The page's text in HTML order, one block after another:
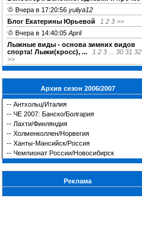
Вчера в 17:20:56 yuliya12
Блог Екатерины Юрьевой
1 2 3 >>
Вчера в 14:40:05 April
Лыжные виды - основа зимних видов
спорта! Лыжи(кросс), ...
1 2 3 30 31 32
>>
Архив сезон 2006/2007
-- Антхольц/Италия
-- ЧЕ 2007: Банско/Болгария
-- Лахти/Финляндия
-- Холменколлен/Норвегия
-- Ханты-Мансийск/Россия
-- Чемпионат России/Новосибирск
Реклама